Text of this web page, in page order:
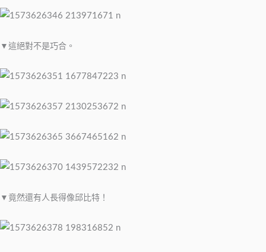
▼這絕對不是巧合。
▼竟然還有人長得像邱比特！